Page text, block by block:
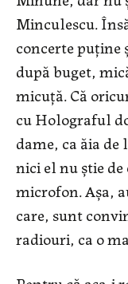
Minculescu.
concerte puține
după buget,
micuță. Că
cu Holograful
dame, ca ăia
nici el nu știe
microfon. Așa,
care, sunt
radiouri, ca o